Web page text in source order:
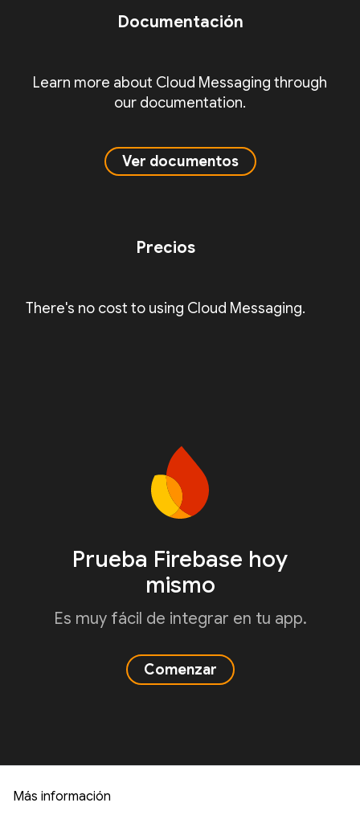
Documentación
Learn more about Cloud Messaging through
our documentation.
Ver documentos
Precios
There's no cost to using Cloud Messaging.
Prueba Firebase hoy
mismo
Es muy fácil de integrar en tu app.
Comenzar
Más información